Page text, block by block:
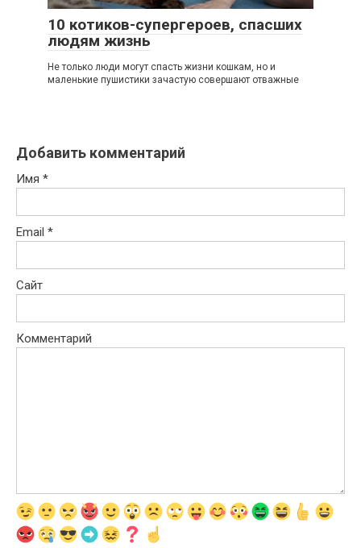
10 котиков-супергероев, спасших
людям жизнь
Не только люди могут спасть жизни кошкам, но и
маленькие пушистики зачастую совершают отважные
Добавить комментарий
Имя *
Email *
Сайт
Комментарий